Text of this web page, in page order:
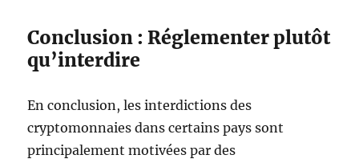
Conclusion : Réglementer plutôt
qu’interdire
En conclusion, les interdictions des
cryptomonnaies dans certains pays sont
principalement motivées par des